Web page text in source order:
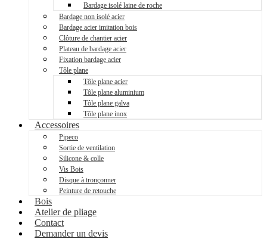
Bardage isolé laine de roche
Bardage non isolé acier
Bardage acier imitation bois
Clôture de chantier acier
Plateau de bardage acier
Fixation bardage acier
Tôle plane
Tôle plane acier
Tôle plane aluminium
Tôle plane galva
Tôle plane inox
Accessoires
Pipeco
Sortie de ventilation
Silicone & colle
Vis Bois
Disque à tronçonner
Peinture de retouche
Bois
Atelier de pliage
Contact
Demander un devis